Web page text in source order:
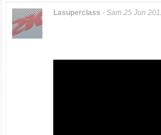
Lasuperclass - Sam 25 Jun